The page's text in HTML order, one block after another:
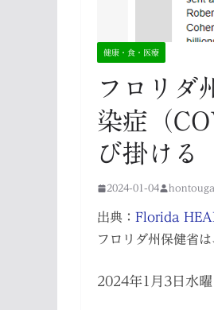
健康・食・医療
フロリダ
染症（
び掛ける
2024-01-04
出典： Florida
フロリダ州保健省
2024年1月3日水曜